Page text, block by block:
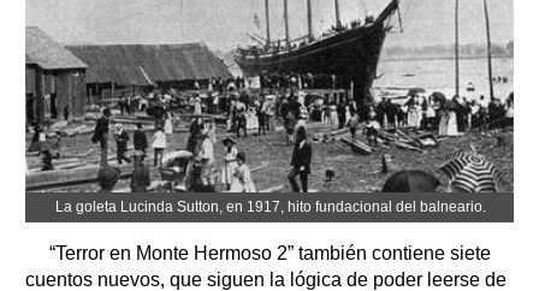
La goleta Lucinda Sutton, en 1917, hito fundacional del balneario.
“Terror en Monte Hermoso 2” también contiene siete
cuentos nuevos, que siguen la lógica de poder leerse de